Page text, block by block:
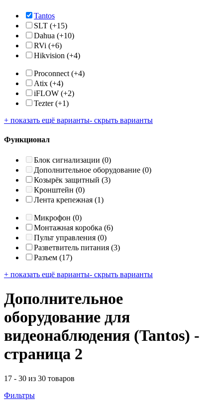
Tantos
SLT (+15)
Dahua (+10)
RVi (+6)
Hikvision (+4)
Proconnect (+4)
Atix (+4)
iFLOW (+2)
Tezter(+1)
+ показать ещё варианты- скрыть варианты
Функционал
Блок сигнализации (0)
Дополнительное оборудование (0)
Козырёк защитный (3)
Кронштейн (0)
Лента крепежная (1)
Микрофон (0)
Монтажная коробка (6)
Пульт управления (0)
Разветвитель питания (3)
Разъем (17)
+ показать ещё варианты- скрыть варианты
Дополнительное
оборудование для
видеонаблюдения (Tantos) -
страница 2
17 - 30 из 30 товаров
Фильтры